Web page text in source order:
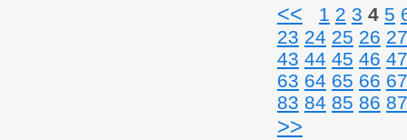
<< 1 2 3 4 5
23 24 25 26 27
43 44 45 46 47
63 64 65 66 67
83 84 85 86 87
>>